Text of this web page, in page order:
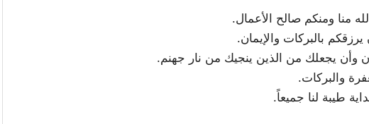
منا ومنكم صالح الأعمال.
بالبركات والإيمان.
وأن يجعلك من الذين ينجيك من نار جهنم.
والبركات.